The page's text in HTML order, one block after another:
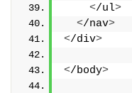
</ul>
</nav>
</div>
</body>